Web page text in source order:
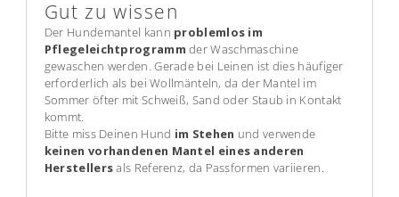
Gut zu wissen
Der Hundemantel kann problemlos im
Pflegeleichtprogramm der Waschmaschine
gewaschen werden. Gerade bei Leinen ist dies häufiger
erforderlich als bei Wollmänteln, da der Mantel im
Sommer öfter mit Schweiß, Sand oder Staub in Kontakt
kommt.
Bitte miss Deinen Hund im Stehen und verwende
keinen vorhandenen Mantel eines anderen
Herstellersals Referenz, da Passformen variieren.